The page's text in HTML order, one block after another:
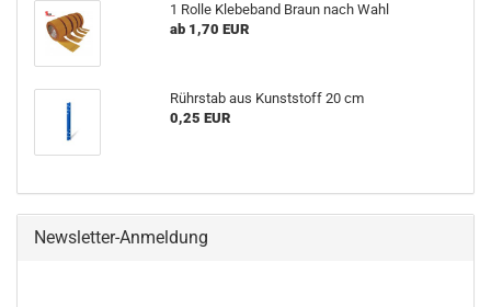
1 Rolle Klebeband Braun nach Wahl
ab 1,70 EUR
Rührstab aus Kunststoff 20 cm
0,25 EUR
Newsletter-Anmeldung